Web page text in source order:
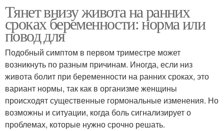
Тянет внизу живота на ранних
сроках беременности: норма или
повод для
Подобный симптом в первом триместре может
возникнуть по разным причинам. Иногда, если низ
живота болит при беременности на ранних сроках, это
вариант нормы, так как в организме женщины
происходят существенные гормональные изменения. Но
возможны и ситуации, когда боль сигнализирует о
проблемах, которые нужно срочно решать.